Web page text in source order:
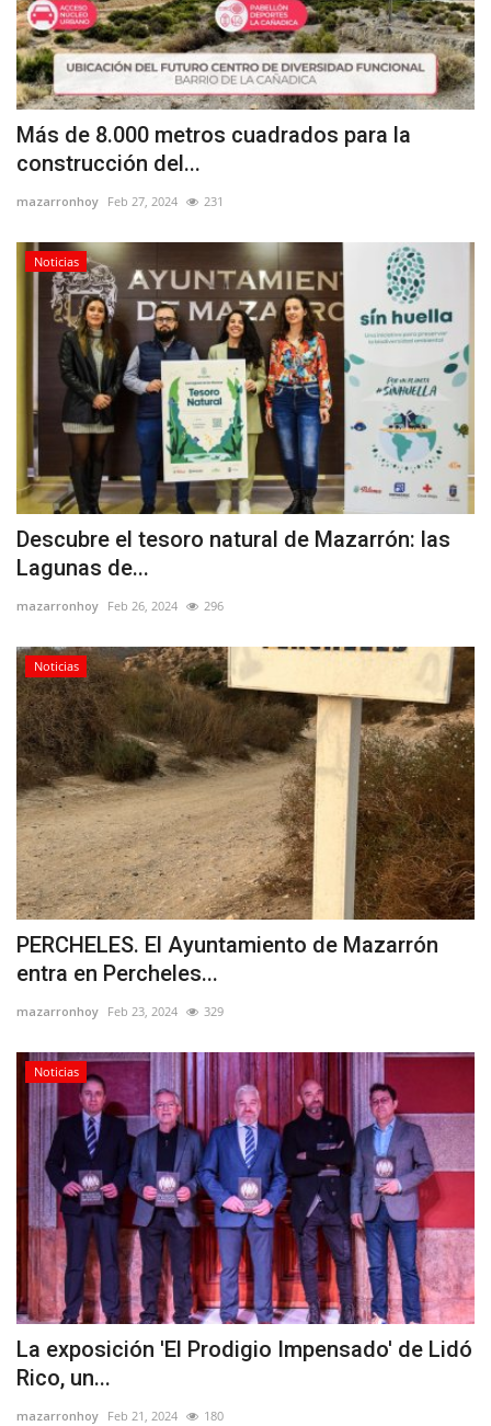
Más de 8.000 metros cuadrados para la
construcción del...
mazarronhoy Feb 27, 2024 231
Noticias
Descubre el tesoro natural de Mazarrón: las
Lagunas de...
mazarronhoy Feb 26, 2024 296
Noticias
PERCHELES. El Ayuntamiento de Mazarrón
entra en Percheles...
mazarronhoy Feb 23, 2024 329
Noticias
La exposición 'El Prodigio Impensado' de Lidó
Rico, un...
mazarronhoy Feb 21, 2024 180